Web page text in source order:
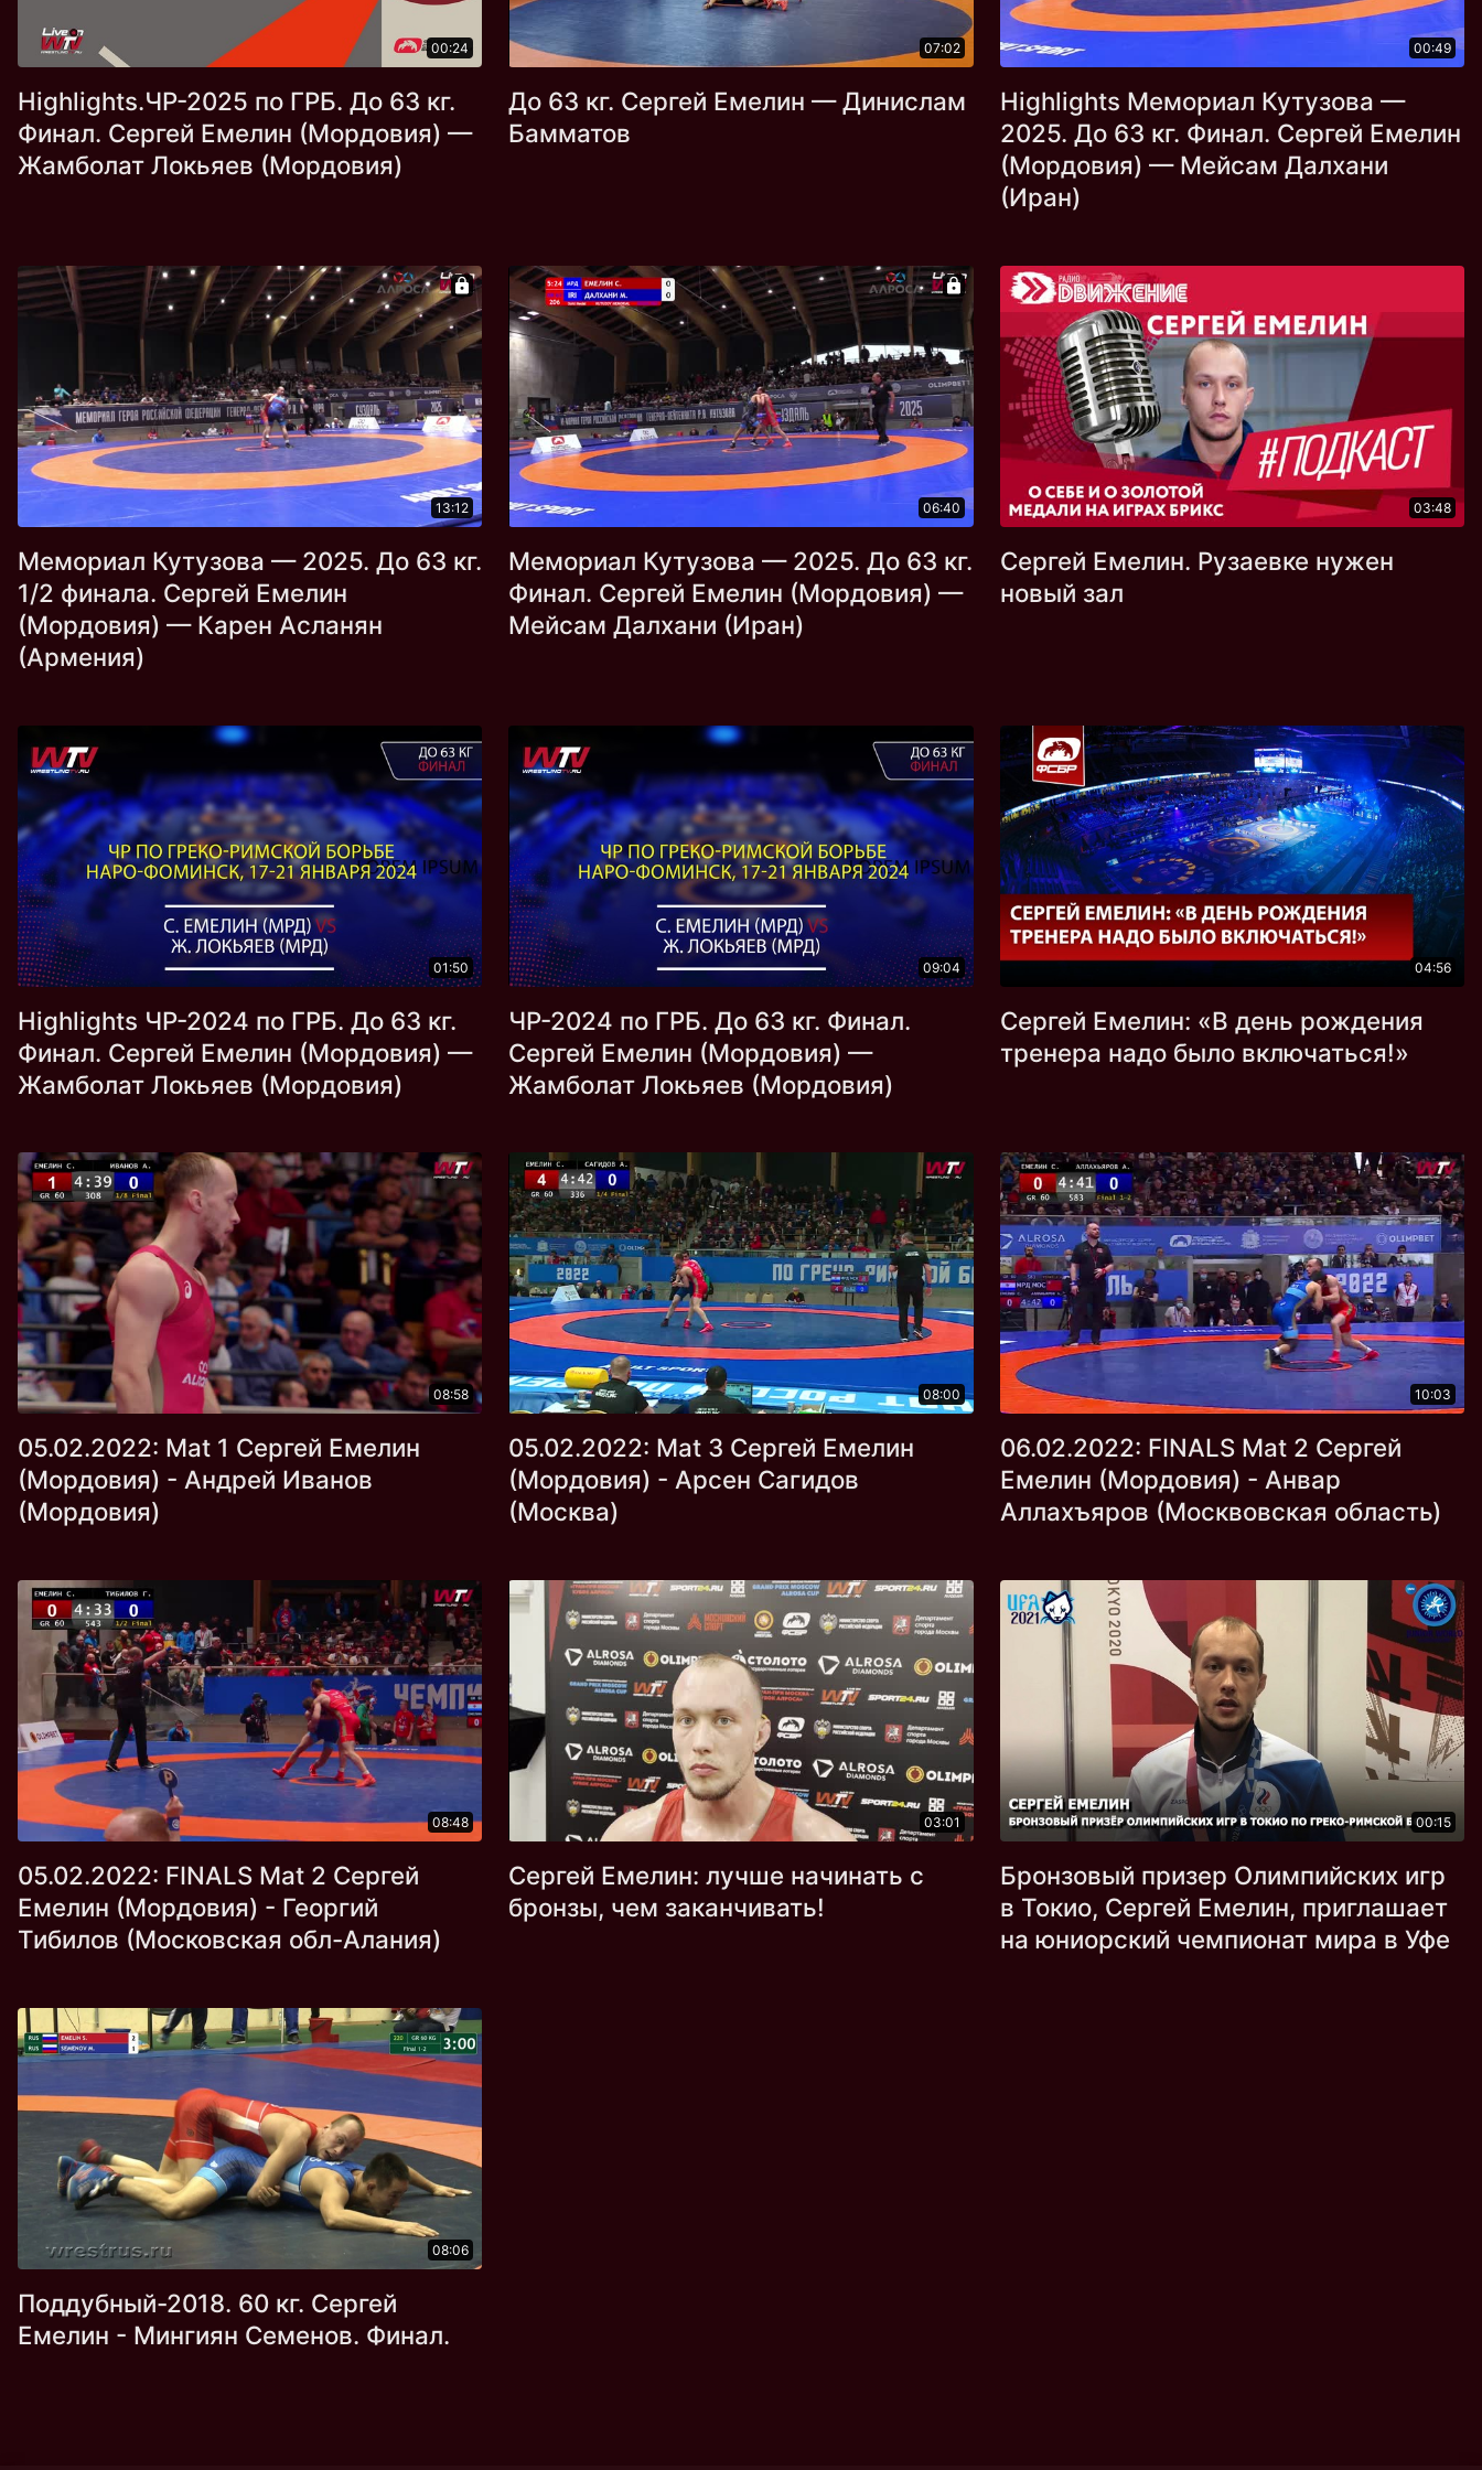
00:24
Highlights.ЧР-2025 по ГРБ. До 63 кг.
Финал. Сергей Емелин (Мордовия) —
Жамболат Локьяев (Мордовия)
07:02
До 63 кг. Сергей Емелин — Динислам
Бамматов
00:49
Highlights Мемориал Кутузова —
2025. До 63 кг. Финал. Сергей Емелин
(Мордовия) — Мейсам Далхани
(Иран)
13:12
Мемориал Кутузова — 2025. До 63 кг.
1/2 финала. Сергей Емелин
(Мордовия) — Карен Асланян
(Армения)
06:40
Мемориал Кутузова — 2025. До 63 кг.
Финал. Сергей Емелин (Мордовия) —
Мейсам Далхани (Иран)
03:48
Сергей Емелин. Рузаевке нужен
новый зал
01:50
Highlights ЧР-2024 по ГРБ. До 63 кг.
Финал. Сергей Емелин (Мордовия) —
Жамболат Локьяев (Мордовия)
09:04
ЧР-2024 по ГРБ. До 63 кг. Финал.
Сергей Емелин (Мордовия) —
Жамболат Локьяев (Мордовия)
04:56
Сергей Емелин: «В день рождения
тренера надо было включаться!»
08:58
05.02.2022: Mat 1 Сергей Емелин
(Мордовия) - Андрей Иванов
(Мордовия)
08:00
05.02.2022: Mat 3 Сергей Емелин
(Мордовия) - Арсен Сагидов
(Москва)
10:03
06.02.2022: FINALS Mat 2 Сергей
Емелин (Мордовия) - Анвар
Аллахъяров (Москвовская область)
08:48
05.02.2022: FINALS Mat 2 Сергей
Емелин (Мордовия) - Георгий
Тибилов (Московская обл-Алания)
03:01
Сергей Емелин: лучше начинать с
бронзы, чем заканчивать!
00:15
Бронзовый призер Олимпийских игр
в Токио, Сергей Емелин, приглашает
на юниорский чемпионат мира в Уфе
08:06
Поддубный-2018. 60 кг. Сергей
Емелин - Мингиян Семенов. Финал.